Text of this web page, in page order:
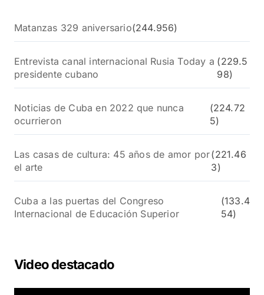
Matanzas 329 aniversario(244.956)
Entrevista canal internacional Rusia Today a
presidente cubano
(229.5
98)
Noticias de Cuba en 2022 que nunca
ocurrieron
(224.72
5)
Las casas de cultura: 45 años de amor por
el arte
(221.46
3)
Cuba a las puertas del Congreso
Internacional de Educación Superior
(133.4
54)
Video destacado